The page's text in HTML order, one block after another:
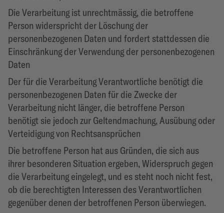
Die Verarbeitung ist unrechtmässig, die betroffene
Person widerspricht der Löschung der
personenbezogenen Daten und fordert stattdessen die
Einschränkung der Verwendung der personenbezogenen
Daten
Der für die Verarbeitung Verantwortliche benötigt die
personenbezogenen Daten für die Zwecke der
Verarbeitung nicht länger, die betroffene Person
benötigt sie jedoch zur Geltendmachung, Ausübung oder
Verteidigung von Rechtsansprüchen
Die betroffene Person hat aus Gründen, die sich aus
ihrer besonderen Situation ergeben, Widerspruch gegen
die Verarbeitung eingelegt, und es steht noch nicht fest,
ob die berechtigten Interessen des Verantwortlichen
gegenüber denen der betroffenen Person überwiegen.